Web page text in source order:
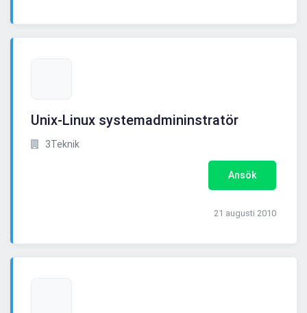
Unix-Linux systemadmininstratör
3Teknik
Ansök
21 augusti 2010